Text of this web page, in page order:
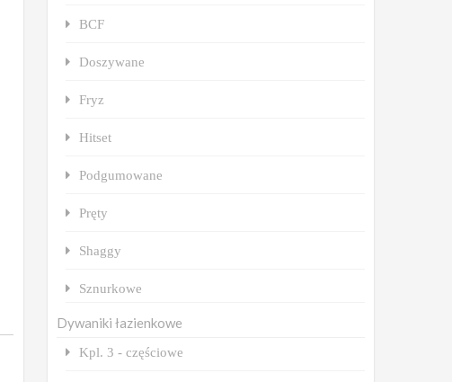
BCF
Doszywane
Fryz
Hitset
Podgumowane
Pręty
Shaggy
Sznurkowe
Dywaniki łazienkowe
Kpl. 3 - częściowe